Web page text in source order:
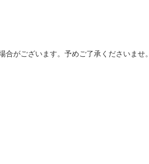
がございます。予めご了承くださいませ。